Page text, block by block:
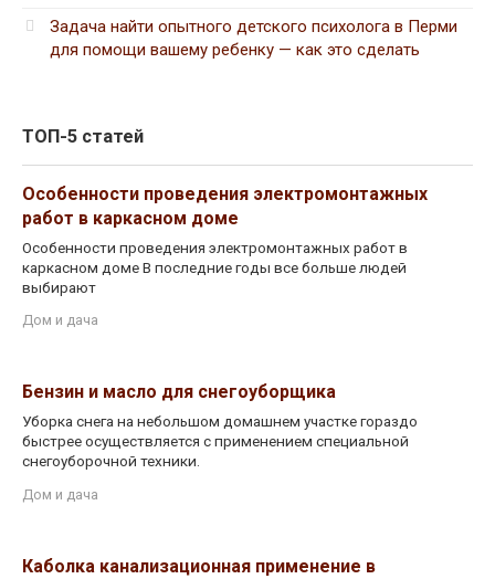
Задача найти опытного детского психолога в Перми
для помощи вашему ребенку — как это сделать
ТОП-5 статей
Особенности проведения электромонтажных
работ в каркасном доме
Особенности проведения электромонтажных работ в
каркасном доме В последние годы все больше людей
выбирают
Дом и дача
Бензин и масло для снегоуборщика
Уборка снега на небольшом домашнем участке гораздо
быстрее осуществляется с применением специальной
снегоуборочной техники.
Дом и дача
Каболка канализационная применение в